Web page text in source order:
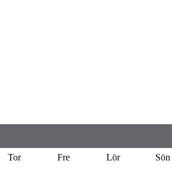
Tor Fre Lör
Sön